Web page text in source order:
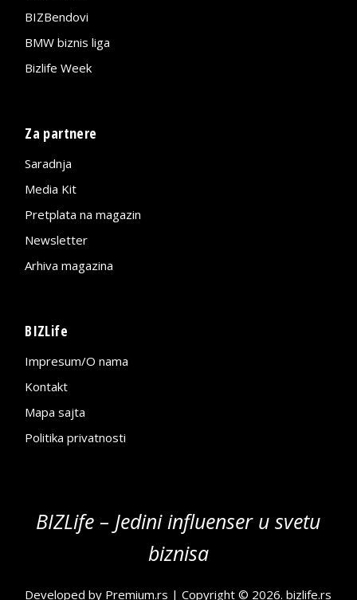
BIZBendovi
BMW biznis liga
Bizlife Week
Za partnere
Saradnja
Media Kit
Pretplata na magazin
Newsletter
Arhiva magazina
BIZLife
Impresum/O nama
Kontakt
Mapa sajta
Politika privatnosti
BIZLife – Jedini influenser u svetu
biznisa
Developed by Premium.rs | Copyright © 2026.bizlife.rs